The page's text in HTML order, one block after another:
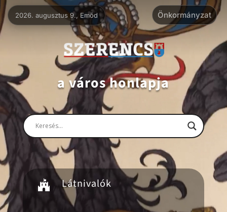
Önkormányzat
Videólejátszó
a város honlapja
 Látnivalók
2026. augusztus 9., Emőd